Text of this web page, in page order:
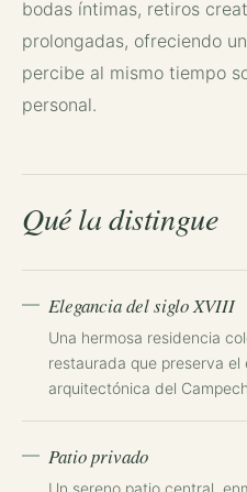
bodas íntimas, retiros
prolongadas, ofreciendo
percibe al mismo tiempo
personal.
Qué la distingue
Elegancia del siglo XVIII
Una hermosa residencia
restaurada que preserva
arquitectónica del
Patio privado
Un sereno patio central,